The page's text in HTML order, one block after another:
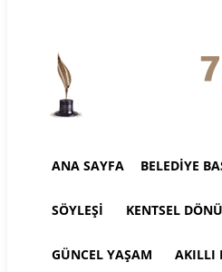
ANA SAYFA BELEDIYE
SÖYLEŞI KENTSEL
GÜNCEL YAŞAM AKILLI